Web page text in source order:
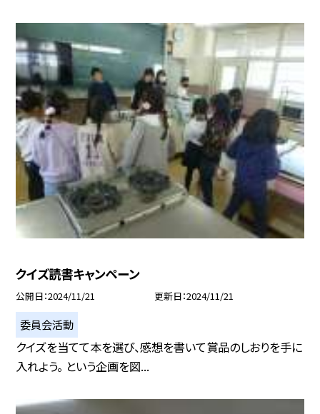
クイズ読書キャンペーン
公開日 2024/11/21 更新日 2024/11/21
委員会活動
クイズを当てて本を選び、感想を書いて賞品のしおりを手に
入れよう。 という企画を図...